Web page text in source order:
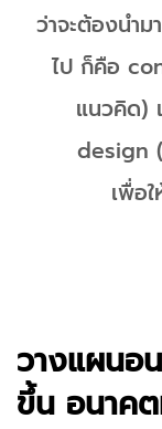
ว่าจะต้องนำ
ไป ก็คือ
แนวคิด)
design
เพื่อ
วางแผนอ
ขึ้น อนาค